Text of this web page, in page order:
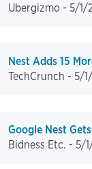
Ubergizmo - 5/1/
Nest Adds 15
TechCrunch - 5/
Google Nest
Bidness Etc. - 5/